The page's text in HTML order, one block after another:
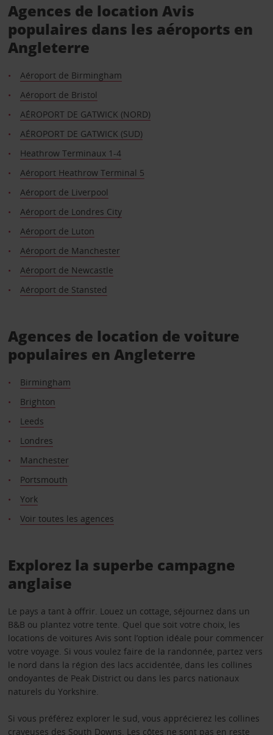
Agences de location Avis
populaires dans les aéroports en
Angleterre
Aéroport de Birmingham
Aéroport de Bristol
AÉROPORT DE GATWICK (NORD)
AÉROPORT DE GATWICK (SUD)
Heathrow Terminaux 1-4
Aéroport Heathrow Terminal 5
Aéroport de Liverpool
Aéroport de Londres City
Aéroport de Luton
Aéroport de Manchester
Aéroport de Newcastle
Aéroport de Stansted
Agences de location de voiture
populaires en Angleterre
Birmingham
Brighton
Leeds
Londres
Manchester
Portsmouth
York
Voir toutes les agences
Explorez la superbe campagne
anglaise
Le pays a tant à offrir. Louez un cottage, séjournez dans un
B&B ou plantez votre tente. Quel que soit votre choix, les
locations de voitures Avis sont l’option idéale pour commencer
votre voyage. Si vous voulez faire de la randonnée, partez vers
le nord dans la région des lacs accidentée, dans les collines
ondoyantes de Peak District ou dans les parcs nationaux
naturels du Yorkshire.
Si vous préférez explorer le sud, vous apprécierez les collines
crayeuses des South Downs. Les côtes ne sont pas en reste